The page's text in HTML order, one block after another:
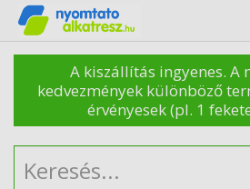
A kiszállítás ingyenes. A
kedvezmények különböző
érvényesek (pl. 1